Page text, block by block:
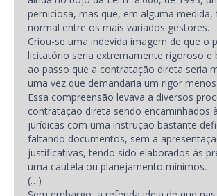
perniciosa, mas que, em alguma
normal entre os mais variados gestores.
Criou-se uma indevida imagem de que o
licitatório seria extremamente rigoroso e
ao passo que a contratação direta seria
uma vez que demandaria um rigor
Essa compreensão levava a diversos
contratação direta sendo encaminhados
jurídicas com uma instrução bastante
faltando documentos, sem a
justificativas, tendo sido elaborados às
uma cautela ou planejamento mínimos.
(…)